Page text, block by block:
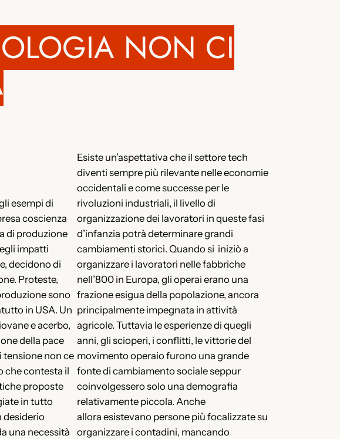
NON CI
esempi di
coscienza
di produzione
impatti
decidono di
Proteste,
sono
in USA. Un
e acerbo,
della pace
tensione non ce
che contesta il
proposte
in tutto
desiderio
una necessità
Esiste un’aspettativa che il settore tech
diventi sempre più rilevante nelle economie
occidentali e come successe per le
rivoluzioni industriali, il livello di
organizzazione dei lavoratori in queste fasi
d’infanzia potrà determinare grandi
cambiamenti storici. Quando si iniziò a
organizzare i lavoratori nelle fabbriche
nell’800 in Europa, gli operai erano una
frazione esigua della popolazione, ancora
principalmente impegnata in attività
agricole. Tuttavia le esperienze di quegli
anni, gli scioperi, i conflitti, le vittorie del
movimento operaio furono una grande
fonte di cambiamento sociale seppur
coinvolgessero solo una demografia
relativamente piccola. Anche
allora esistevano persone più focalizzate su
organizzare i contadini, mancando